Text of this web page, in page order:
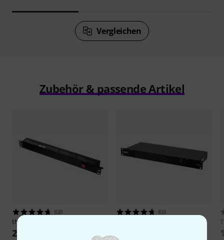
Vergleichen
Zubehör & passende Artikel
920
the t.racks
29 €
831